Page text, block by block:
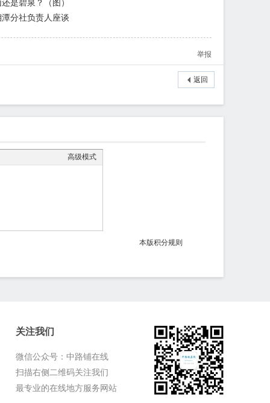
是碧泉？（图）
分社负责人座谈
举报
返回
高级模式
本版积分规则
关注我们
微信公众号：中路铺在线
扫描右侧二维码关注我们
最专业的在线地方服务网站